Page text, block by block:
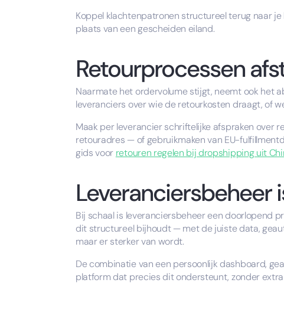
Koppel klachtenpatronen structureel terug naar
plaats van een gescheiden eiland.
Retourprocessen
Naarmate het ordervolume stijgt, neemt ook het
leveranciers over wie de retourkosten draagt, of
Maak per leverancier schriftelijke afspraken over
retouradres — of gebruikmaken van EU-
gids voor retouren regelen bij dropshipping uit
Leveranciersbeheer
Bij schaal is leveranciersbeheer een doorlopend
dit structureel bijhoudt — met de juiste data,
maar er sterker van wordt.
De combinatie van een persoonlijk dashboard,
platform dat precies dit ondersteunt, zonder